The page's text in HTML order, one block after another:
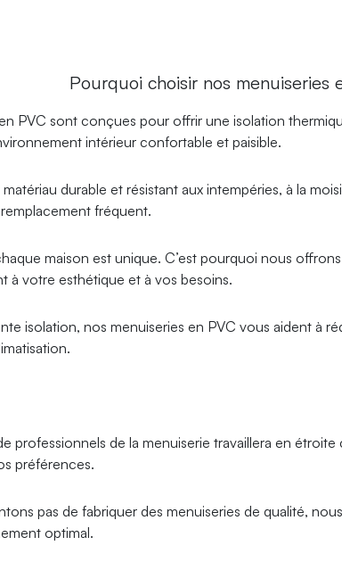
Pourquoi choisir nos menuiseries
PVC sont conçues pour offrir une isolation
intérieur confortable et paisible.
durable et résistant aux intempéries, à la
fréquent.
maison est unique. C’est pourquoi nous
à votre esthétique et à vos besoins.
isolation, nos menuiseries en PVC vous aident à
professionnels de la menuiserie travaillera en
préférences.
pas de fabriquer des menuiseries de qualité,
optimal.